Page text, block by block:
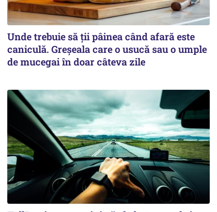
Unde trebuie să ții pâinea când afară este
caniculă. Greșeala care o usucă sau o umple
de mucegai în doar câteva zile